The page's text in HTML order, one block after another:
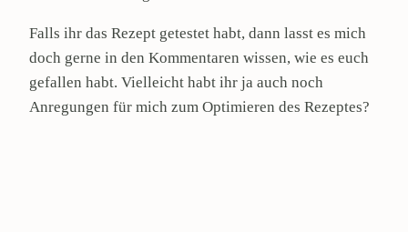
Falls ihr das Rezept getestet habt, dann lasst es mich
doch gerne in den Kommentaren wissen, wie es euch
gefallen habt. Vielleicht habt ihr ja auch noch
Anregungen für mich zum Optimieren des Rezeptes?